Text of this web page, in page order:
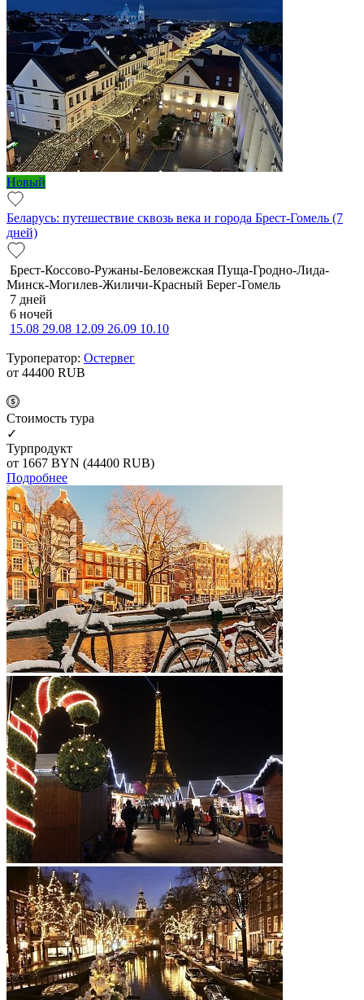
Новый
Беларусь: путешествие сквозь века и города Брест-Гомель (7
дней)
Брест-Коссово-Ружаны-Беловежская Пуща-Гродно-Лида-
Минск-Могилев-Жиличи-Красный Берег-Гомель
7 дней
6 ночей
15.08 29.08 12.09 26.09 10.10
Туроператор: Остервег
от 44400 RUB
Cтоимость тура
✓
Турпродукт
от 1667 BYN (44400 RUB)
Подробнее